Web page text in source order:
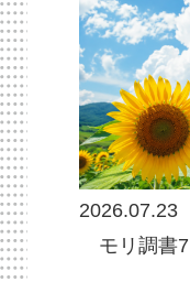
2026.07.23
モリ調書7